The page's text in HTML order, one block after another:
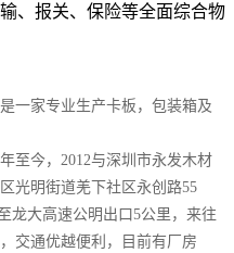
、报关、保险等全面综合物
是一家专业生产卡板，包装箱及
至今，2012与深圳市永发木材
光明街道羌下社区永创路55
龙大高速公明出口5公里，来往
交通优越便利，目前有厂房